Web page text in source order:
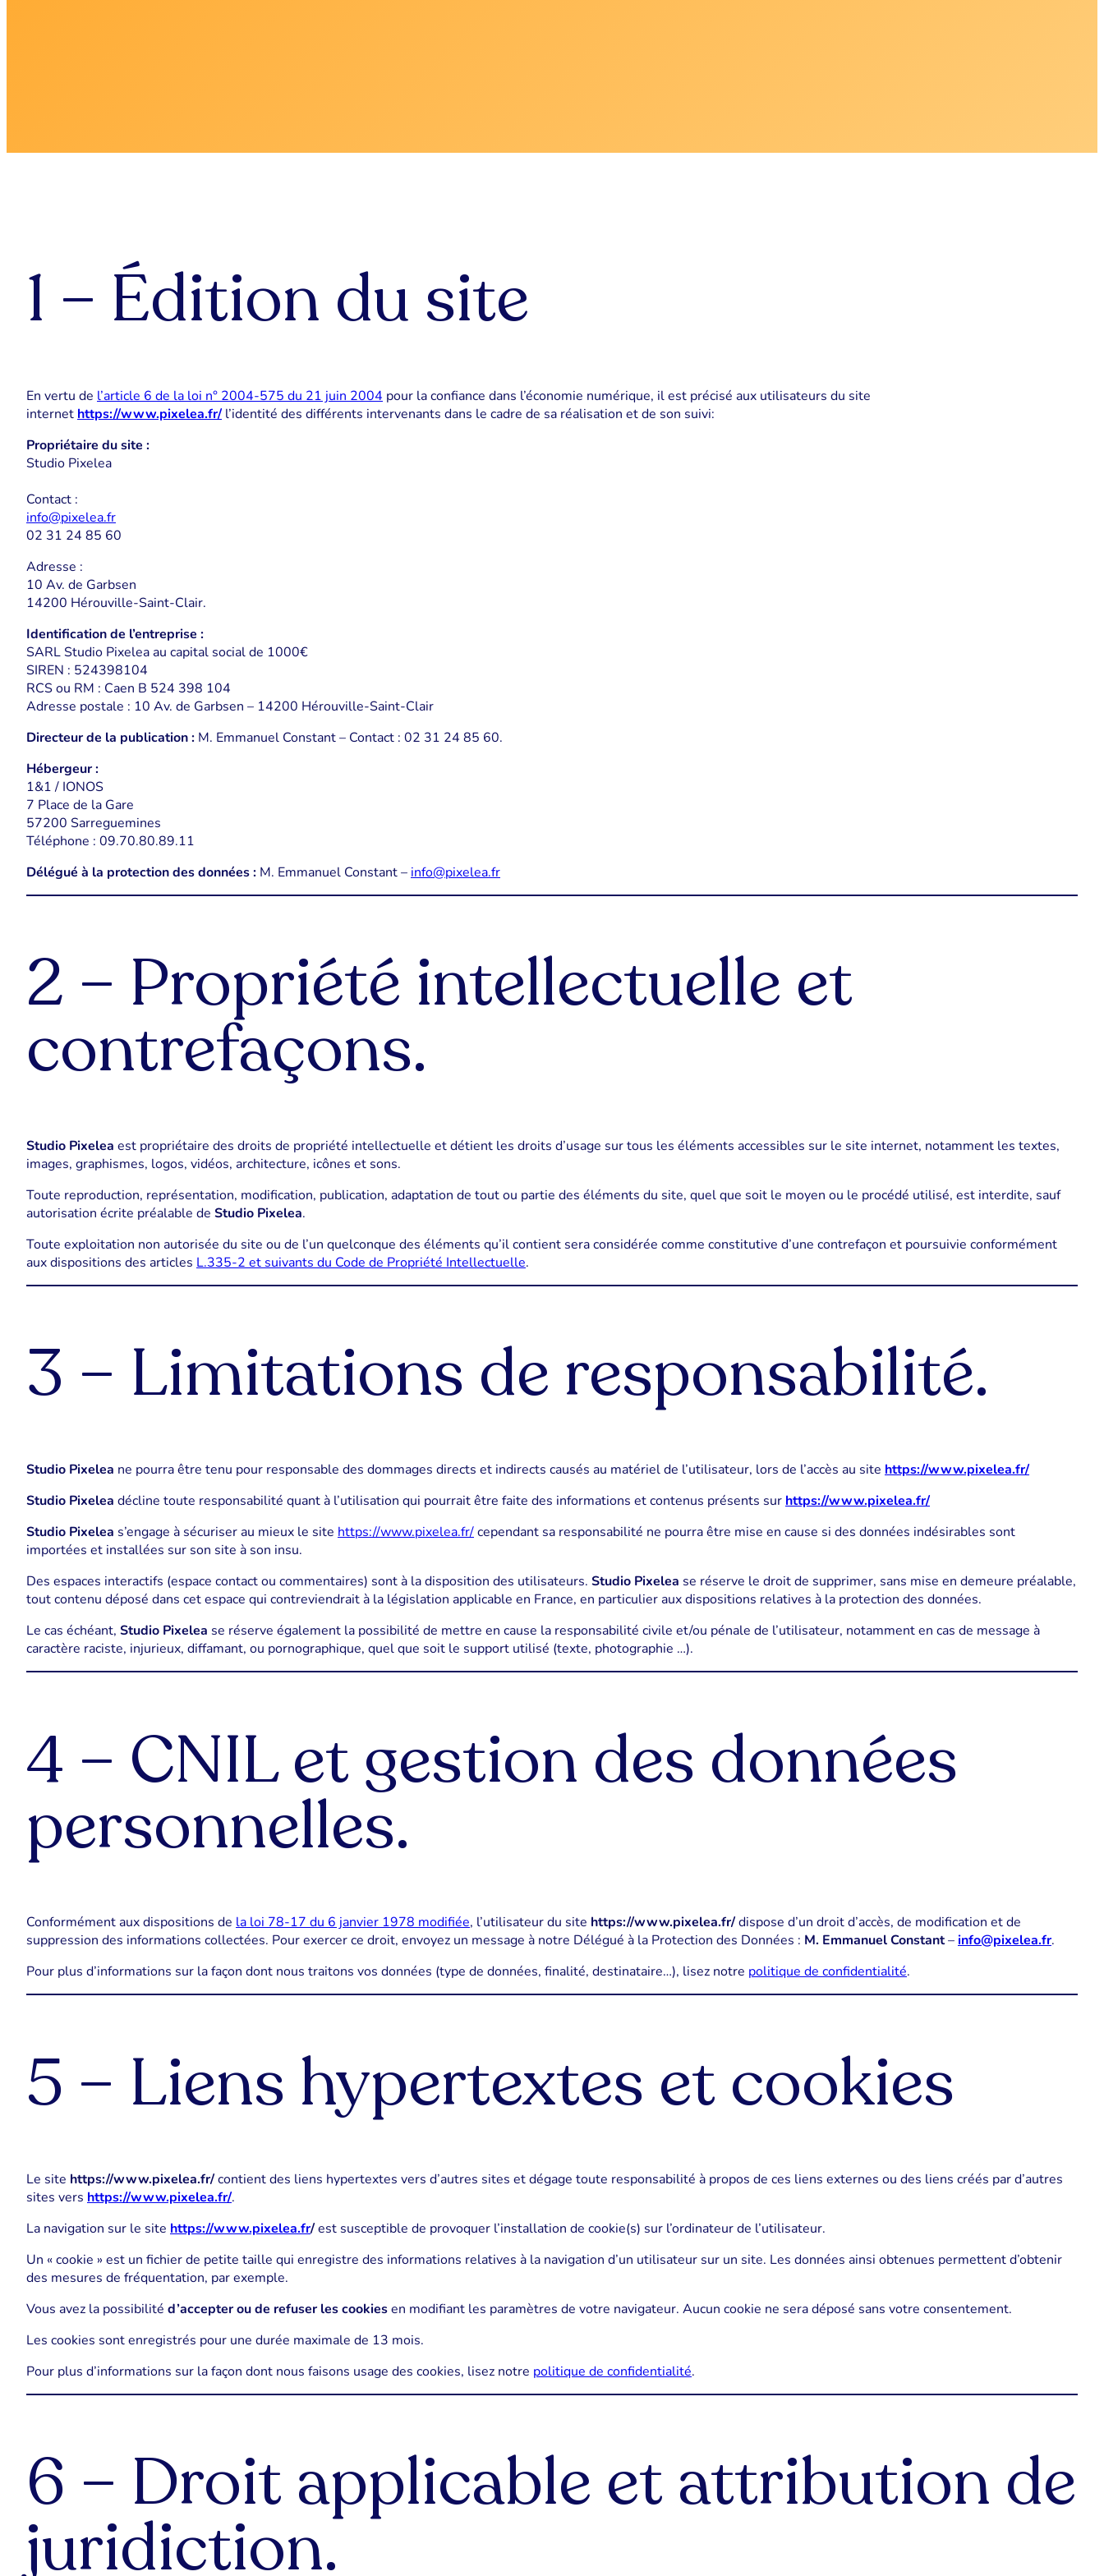
1 – Édition du site
En vertu de l’article 6 de la loi n° 2004-575 du 21 juin 2004 pour la confiance dans l’économie numérique, il est précisé aux utilisateurs du site
internet https://www.pixelea.fr/ l’identité des différents intervenants dans le cadre de sa réalisation et de son suivi:
Propriétaire du site :
Studio Pixelea
Contact :
info@pixelea.fr
02 31 24 85 60
Adresse :
10 Av. de Garbsen
14200 Hérouville-Saint-Clair.
Identification de l’entreprise :
SARL Studio Pixelea au capital social de 1000€
SIREN : 524398104
RCS ou RM : Caen B 524 398 104
Adresse postale : 10 Av. de Garbsen – 14200 Hérouville-Saint-Clair
Directeur de la publication : M. Emmanuel Constant – Contact : 02 31 24 85 60.
Hébergeur :
1&1 / IONOS
7 Place de la Gare
57200 Sarreguemines
Téléphone : 09.70.80.89.11
Délégué à la protection des données : M. Emmanuel Constant – info@pixelea.fr
2 – Propriété intellectuelle et
contrefaçons.
Studio Pixelea est propriétaire des droits de propriété intellectuelle et détient les droits d’usage sur tous les éléments accessibles sur le site internet, notamment les textes,
images, graphismes, logos, vidéos, architecture, icônes et sons.
Toute reproduction, représentation, modification, publication, adaptation de tout ou partie des éléments du site, quel que soit le moyen ou le procédé utilisé, est interdite, sauf
autorisation écrite préalable de Studio Pixelea.
Toute exploitation non autorisée du site ou de l’un quelconque des éléments qu’il contient sera considérée comme constitutive d’une contrefaçon et poursuivie conformément
aux dispositions des articles L.335-2 et suivants du Code de Propriété Intellectuelle.
3 – Limitations de responsabilité.
Studio Pixelea ne pourra être tenu pour responsable des dommages directs et indirects causés au matériel de l’utilisateur, lors de l’accès au site https://www.pixelea.fr/
Studio Pixelea décline toute responsabilité quant à l’utilisation qui pourrait être faite des informations et contenus présents sur https://www.pixelea.fr/
Studio Pixelea s’engage à sécuriser au mieux le site https://www.pixelea.fr/cependant sa responsabilité ne pourra être mise en cause si des données indésirables sont
importées et installées sur son site à son insu.
Des espaces interactifs (espace contact ou commentaires) sont à la disposition des utilisateurs. Studio Pixelea se réserve le droit de supprimer, sans mise en demeure préalable,
tout contenu déposé dans cet espace qui contreviendrait à la législation applicable en France, en particulier aux dispositions relatives à la protection des données.
Le cas échéant, Studio Pixelea se réserve également la possibilité de mettre en cause la responsabilité civile et/ou pénale de l’utilisateur, notamment en cas de message à
caractère raciste, injurieux, diffamant, ou pornographique, quel que soit le support utilisé (texte, photographie …).
4 – CNIL et gestion des données
personnelles.
Conformément aux dispositions de la loi 78-17 du 6 janvier 1978 modifiée, l’utilisateur du site https://www.pixelea.fr/dispose d’un droit d’accès, de modification et de
suppression des informations collectées. Pour exercer ce droit, envoyez un message à notre Délégué à la Protection des Données : M. Emmanuel Constant–info@pixelea.fr.
Pour plus d’informations sur la façon dont nous traitons vos données (type de données, finalité, destinataire…), lisez notre politique de confidentialité.
5 – Liens hypertextes et cookies
Le site https://www.pixelea.fr/contient des liens hypertextes vers d’autres sites et dégage toute responsabilité à propos de ces liens externes ou des liens créés par d’autres
sites vers https://www.pixelea.fr/.
La navigation sur le site https://www.pixelea.fr/est susceptible de provoquer l’installation de cookie(s) sur l’ordinateur de l’utilisateur.
Un « cookie » est un fichier de petite taille qui enregistre des informations relatives à la navigation d’un utilisateur sur un site. Les données ainsi obtenues permettent d’obtenir
des mesures de fréquentation, par exemple.
Vous avez la possibilité d’accepter ou de refuser les cookiesen modifiant les paramètres de votre navigateur. Aucun cookie ne sera déposé sans votre consentement.
Les cookies sont enregistrés pour une durée maximale de 13 mois.
Pour plus d’informations sur la façon dont nous faisons usage des cookies, lisez notre politique de confidentialité.
6 – Droit applicable et attribution de
juridiction.